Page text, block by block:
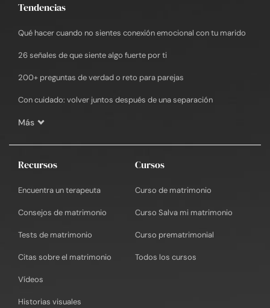
Tendencias
Qué hacer cuando no sientes conexión emocional con tu marido
26 señales de que siente algo fuerte por ti
200+ preguntas de verdad o reto para parejas
Con cuidado: volver juntos después de una separación
Más
Recursos
Encuentra un terapeuta
Consejos de matrimonio
Tests de matrimonio
Citas sobre el matrimonio
Vídeos
Historias visuales
Cursos
Curso de matrimonio
Curso Salva mi matrimonio
Curso prematrimonial
Todos los cursos